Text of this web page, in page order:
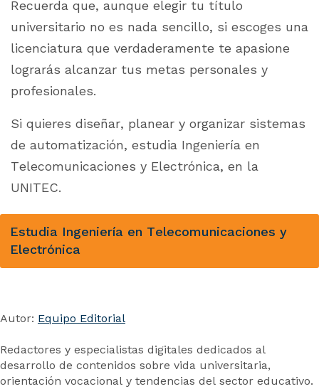
Recuerda que, aunque elegir tu título
universitario no es nada sencillo, si escoges una
licenciatura que verdaderamente te apasione
lograrás alcanzar tus metas personales y
profesionales.
Si quieres diseñar, planear y organizar sistemas
de automatización, estudia Ingeniería en
Telecomunicaciones y Electrónica, en la
UNITEC.
Estudia Ingeniería en Telecomunicaciones y
Electrónica
Autor: Equipo Editorial
Redactores y especialistas digitales dedicados al
desarrollo de contenidos sobre vida universitaria,
orientación vocacional y tendencias del sector educativo.